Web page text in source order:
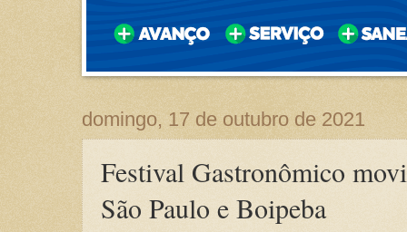
domingo, 17 de outubro de 2021
Festival Gastronômico
São Paulo e Boipeba